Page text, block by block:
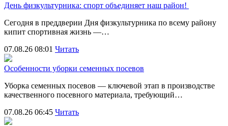
День физкультурника: спорт объединяет наш район!
Сегодня в преддверии Дня физкультурника по всему району
кипит спортивная жизнь —…
07.08.26 08:01 Читать
Особенности уборки семенных посевов
Уборка семенных посевов — ключевой этап в производстве
качественного посевного материала, требующий…
07.08.26 06:45 Читать